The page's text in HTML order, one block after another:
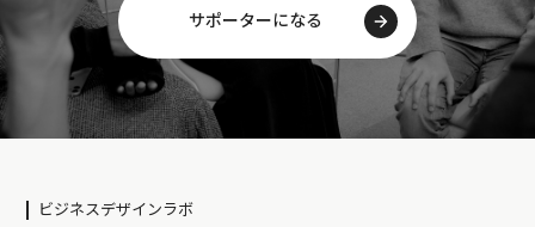
サポーターになる
ビジネスデザインラボ